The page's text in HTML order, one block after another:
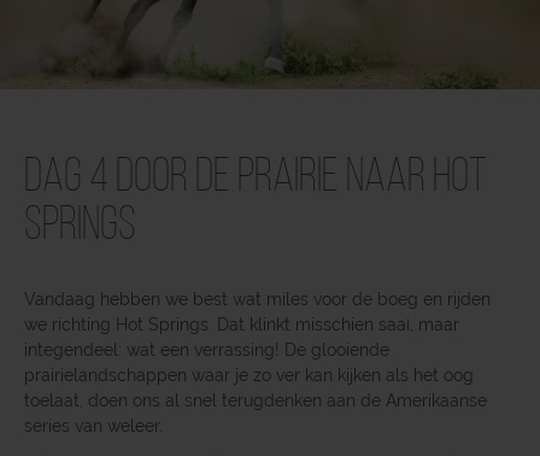
Dag 4 Door de prairie naar Hot
Springs
Vandaag hebben we best wat miles voor de boeg en rijden
we richting Hot Springs. Dat klinkt misschien saai, maar
integendeel: wat een verrassing! De glooiende
prairielandschappen waar je zo ver kan kijken als het oog
toelaat, doen ons al snel terugdenken aan de Amerikaanse
series van weleer.